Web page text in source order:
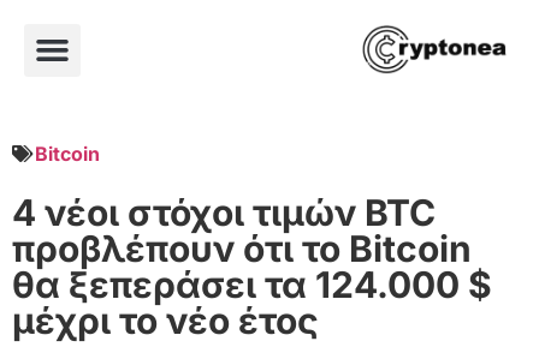
Bitcoin
4 νέοι στόχοι τιμών BTC
προβλέπουν ότι το Bitcoin
θα ξεπεράσει τα 124.000 $
μέχρι το νέο έτος